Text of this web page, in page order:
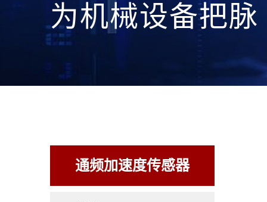
为机械设备把
通频加速度传感器